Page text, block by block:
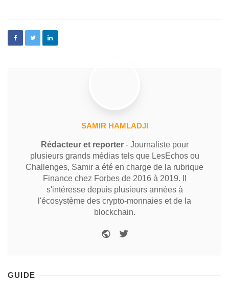
SAMIR HAMLADJI
Rédacteur et reporter- Journaliste pour
plusieurs grands médias tels que LesEchos ou
Challenges, Samir a été en charge de la rubrique
Finance chez Forbes de 2016 à 2019. Il
s'intéresse depuis plusieurs années à
l'écosystème des crypto-monnaies et de la
blockchain.
GUIDE